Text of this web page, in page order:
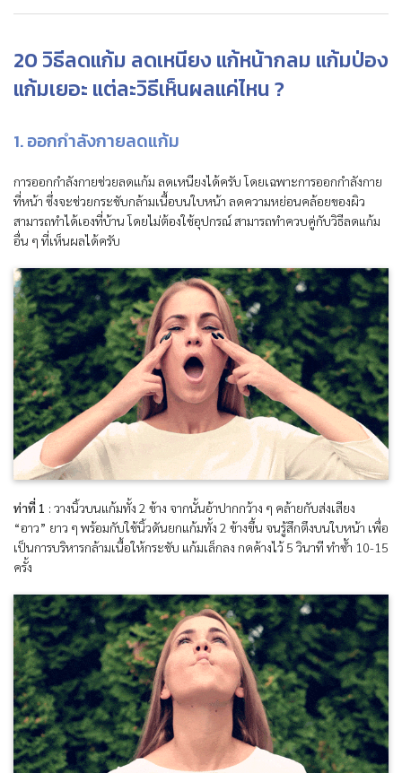
20 วิธีลดแก้ม ลดเหนียง แก้หน้ากลม แก้มป่อง
แก้มเยอะ แต่ละวิธีเห็นผลแค่ไหน ?
1. ออกกำลังกายลดแก้ม
การออกกำลังกายช่วยลดแก้ม ลดเหนียงได้ครับ โดยเฉพาะการออกกำลังกาย
ที่หน้า ซึ่งจะช่วยกระชับกล้ามเนื้อบนใบหน้า ลดความหย่อนคล้อยของผิว
สามารถทำได้เองที่บ้าน โดยไม่ต้องใช้อุปกรณ์ สามารถทำควบคู่กับวิธีลดแก้ม
อื่น ๆ ที่เห็นผลได้ครับ
ท่าที่ 1 : วางนิ้วบนแก้มทั้ง 2 ข้าง จากนั้นอ้าปากกว้าง ๆ คล้ายกับส่งเสียง
“อาว” ยาว ๆ พร้อมกับใช้นิ้วดันยกแก้มทั้ง 2 ข้างขึ้น จนรู้สึกตึงบนใบหน้า เพื่อ
เป็นการบริหารกล้ามเนื้อให้กระชับ แก้มเล็กลง กดค้างไว้ 5 วินาที ทำซ้ำ 10-15
ครั้ง